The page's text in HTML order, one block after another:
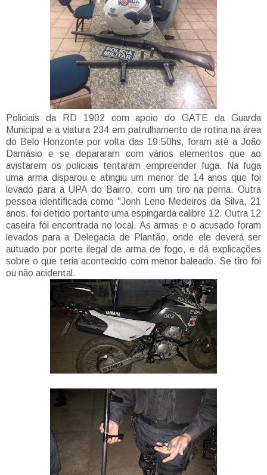
Policiais da RD 1902 com apoio do GATE da Guarda
Municipal e a viatura 234 em patrulhamento de rotina na área
do Belo Horizonte por volta das 19:50hs, foram até a João
Damásio e se depararam com vários elementos que ao
avistarem os policiais tentaram empreender fuga. Na fuga
uma arma disparou e atingiu um menor de 14 anos que foi
levado para a UPA do Bairro, com um tiro na perna. Outra
pessoa identificada como "Jonh Leno Medeiros da Silva, 21
anos, foi detido portanto uma espingarda calibre 12. Outra 12
caseira foi encontrada no local. As armas e o acusado foram
levados para a Delegacia de Plantão, onde ele deverá ser
autuado por porte ilegal de arma de fogo, e dá explicações
sobre o que teria acontecido com menor baleado. Se tiro foi
ou não acidental.